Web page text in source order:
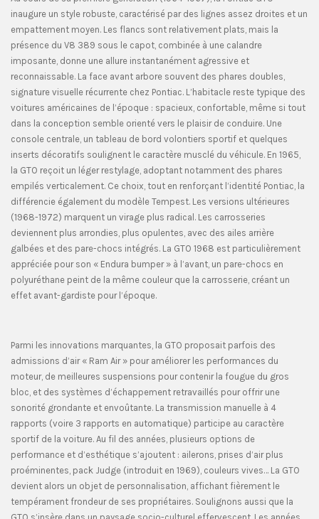
inaugure un style robuste, caractérisé par des lignes assez droites et un
empattement moyen. Les flancs sont relativement plats, mais la
présence du V8 389 sous le capot, combinée à une calandre
imposante, donne une allure instantanément agressive et
reconnaissable. La face avant arbore souvent des phares doubles,
signature visuelle récurrente chez Pontiac. L’habitacle reste typique des
voitures américaines de l’époque : spacieux, confortable, même si tout
dans la conception semble orienté vers le plaisir de conduire. Une
console centrale, un tableau de bord volontiers sportif et quelques
inserts décoratifs soulignent le caractère musclé du véhicule. En 1965,
la GTO reçoit un léger restylage, adoptant notamment des phares
empilés verticalement. Ce choix, tout en renforçant l’identité Pontiac, la
différencie également du modèle Tempest. Les versions ultérieures
(1968-1972) marquent un virage plus radical. Les carrosseries
deviennent plus arrondies, plus opulentes, avec des ailes arrière
galbées et des pare-chocs intégrés. La GTO 1968 est particulièrement
appréciée pour son « Endura bumper » à l’avant, un pare-chocs en
polyuréthane peint de la même couleur que la carrosserie, créant un
effet avant-gardiste pour l’époque.
Parmi les innovations marquantes, la GTO proposait parfois des
admissions d’air « Ram Air » pour améliorer les performances du
moteur, de meilleures suspensions pour contenir la fougue du gros
bloc, et des systèmes d’échappement retravaillés pour offrir une
sonorité grondante et envoûtante. La transmission manuelle à 4
rapports (voire 3 rapports en automatique) participe au caractère
sportif de la voiture. Au fil des années, plusieurs options de
performance et d’esthétique s’ajoutent : ailerons, prises d’air plus
proéminentes, pack Judge (introduit en 1969), couleurs vives… La GTO
devient alors un objet de personnalisation, affichant fièrement le
tempérament frondeur de ses propriétaires. Soulignons aussi que la